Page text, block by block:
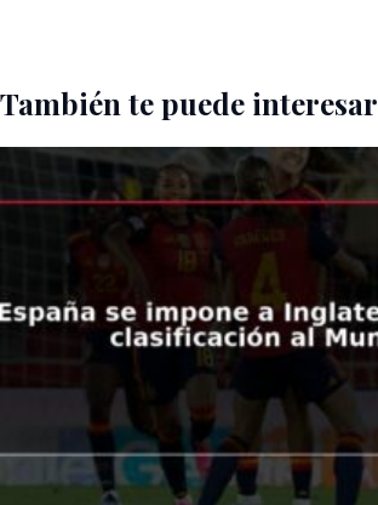
También te puede interesar